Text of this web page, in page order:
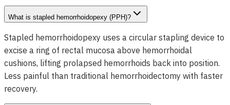
What is stapled hemorrhoidopexy (PPH)?
Stapled hemorrhoidopexy uses a circular stapling device to
excise a ring of rectal mucosa above hemorrhoidal
cushions, lifting prolapsed hemorrhoids back into position.
Less painful than traditional hemorrhoidectomy with faster
recovery.